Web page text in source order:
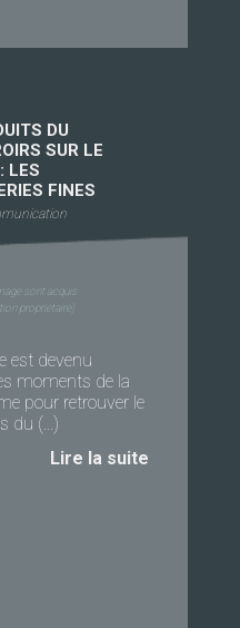
DU
SUR LE
LES
FINES
sont acquis
propriétaire)
est devenu
moments de la
pour retrouver le
du (...)
Lire la suite